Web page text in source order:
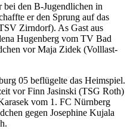
den B-Jugendlichen in
er den Sprung auf das
Zirndorf). As Gast aus
Hugenberg vom TV Bad
vor Maja Zidek (Volllast-
05 beflügelte das Heimspiel.
vor Finn Jasinski (TSG Roth)
vom 1. FC Nürnberg
gegen Josephine Kujala